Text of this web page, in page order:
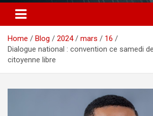
Home Blog 2024 mars
16
Dialogue national : convention ce samedi
citoyenne libre